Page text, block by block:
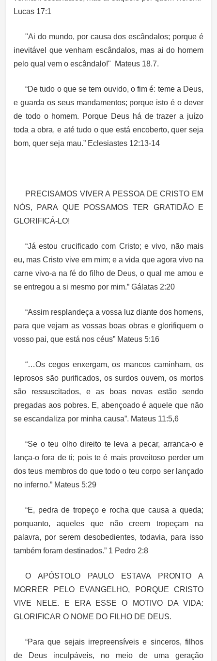
Lucas 17:1
"Ai do mundo, por causa dos escândalos; porque é
inevitável que venham escândalos, mas ai do homem
pelo qual vem o escândalo!" Mateus 18.7.
“De tudo o que se tem ouvido, o fim é: teme a Deus,
e guarda os seus mandamentos; porque isto é o dever
de todo o homem. Porque Deus há de trazer a juízo
toda a obra, e até tudo o que está encoberto, quer seja
bom, quer seja mau.” Eclesiastes 12:13-14
PRECISAMOS VIVER A PESSOA DE CRISTO EM
NÓS, PARA QUE POSSAMOS TER GRATIDÃO E
GLORIFICÁ-LO!
“Já estou crucificado com Cristo; e vivo, não mais
eu, mas Cristo vive em mim; e a vida que agora vivo na
carne vivo-a na fé do filho de Deus, o qual me amou e
se entregou a si mesmo por mim.” Gálatas 2:20
“Assim resplandeça a vossa luz diante dos homens,
para que vejam as vossas boas obras e glorifiquem o
vosso pai, que está nos céus” Mateus 5:16
“…Os cegos enxergam, os mancos caminham, os
leprosos são purificados, os surdos ouvem, os mortos
são ressuscitados, e as boas novas estão sendo
pregadas aos pobres. E, abençoado é aquele que não
se escandaliza por minha causa”. Mateus 11:5,6
“Se o teu olho direito te leva a pecar, arranca-o e
lança-o fora de ti; pois te é mais proveitoso perder um
dos teus membros do que todo o teu corpo ser lançado
no inferno.” Mateus 5:29
“E, pedra de tropeço e rocha que causa a queda;
porquanto, aqueles que não creem tropeçam na
palavra, por serem desobedientes, todavia, para isso
também foram destinados.” 1 Pedro 2:8
O APÓSTOLO PAULO ESTAVA PRONTO A
MORRER PELO EVANGELHO, PORQUE CRISTO
VIVE NELE. E ERA ESSE O MOTIVO DA VIDA:
GLORIFICAR O NOME DO FILHO DE DEUS.
“Para que sejais irrepreensíveis e sinceros, filhos
de Deus inculpáveis, no meio de uma geração